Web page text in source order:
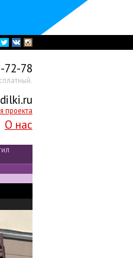
72-78
проекта
О нас